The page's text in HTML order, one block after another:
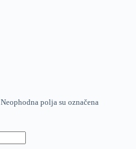
Neophodna polja su označena